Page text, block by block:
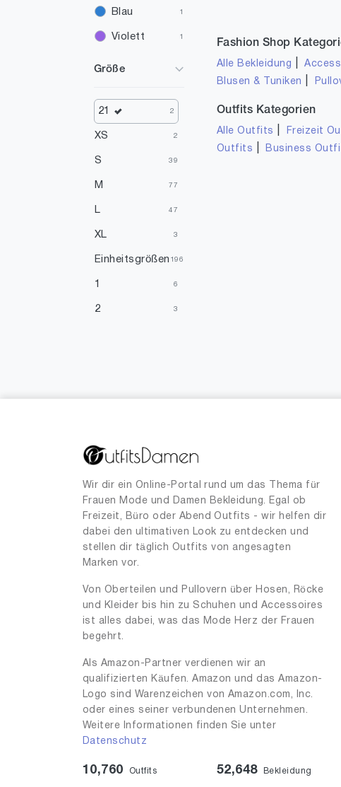
Blau 1
Violett 1
Größe
21 2
XS 2
S 39
M 77
L 47
XL 3
Einheitsgrößen 196
1 6
2 3
13 1
14 1
17 3
19
22
26 1
27
28 1
Fashion Shop
Alle Bekleidung |
Blusen & Tuniken
Outfits Kategorien
Alle Outfits Freizeit
Outfits
Business
Wir dir ein Online-Portal rund um das Thema für
Frauen Mode und Damen Bekleidung. Egal ob
Freizeit, Büro oder Abend Outfits - wir helfen dir
dabei den ultimativen Look zu entdecken und
stellen dir täglich Outfits von angesagten
Marken vor.
Von Oberteilen und Pullovern über Hosen, Röcke
und Kleider bis hin zu Schuhen und Accessoires
ist alles dabei, was das Mode Herz der Frauen
begehrt.
Als Amazon-Partner verdienen wir an
qualifizierten Käufen. Amazon und das Amazon-
Logo sind Warenzeichen von Amazon.com, Inc.
oder eines seiner verbundenen Unternehmen.
Weitere Informationen finden Sie unter
Datenschutz
10,760 Outfits 52,648 Bekleidung